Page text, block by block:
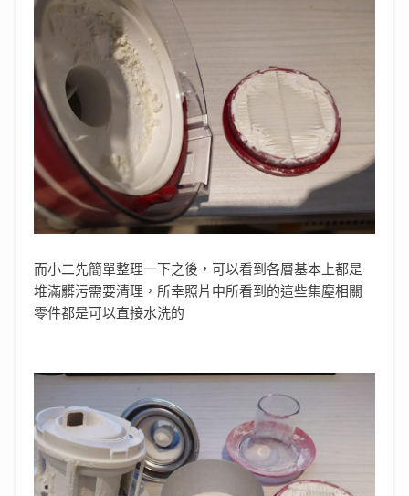
而小二先簡單整理一下之後，可以看到各層基本上都是
堆滿髒污需要清理，所幸照片中所看到的這些集塵相關
零件都是可以直接水洗的